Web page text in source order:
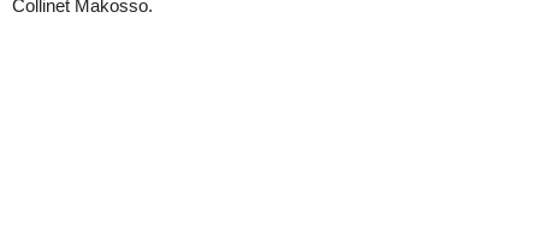
Collinet Makosso.